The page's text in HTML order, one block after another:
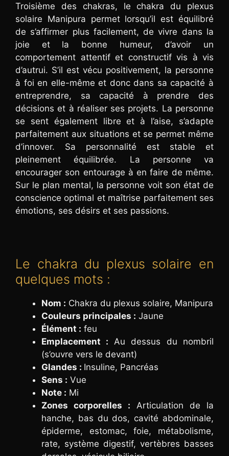
Troisième des chakras, le chakra du plexus
solaire Manipura permet lorsqu’il est équilibré
de s’affirmer plus facilement, de vivre dans la
joie et la bonne humeur, d’avoir un
comportement attentif et constructif vis à vis
d’autrui. S’il est vécu positivement, la personne
à foi en elle-même et donc dans sa capacité à
entreprendre, sa capacité à prendre des
décisions et à réaliser ses projets. La personne
se sent également libre et à l’aise, s’adapte
parfaitement aux situations et se permet même
d’innover. Sa personnalité est stable et
pleinement équilibrée. La personne va
encourager son entourage à en faire de même.
Sur le plan mental, la personne voit son état de
conscience optimal et maîtrise parfaitement ses
émotions, ses désirs et ses passions.
Le chakra du plexus solaire en
quelques mots :
Nom : Chakra du plexus solaire, Manipura
Couleurs principales : Jaune
Élément : feu
Emplacement : Au dessus du nombril
(s’ouvre vers le devant)
Glandes : Insuline, Pancréas
Sens : Vue
Note : Mi
Zones corporelles : Articulation de la
hanche, bas du dos, cavité abdominale,
épiderme, estomac, foie, métabolisme,
rate, système digestif, vertèbres basses